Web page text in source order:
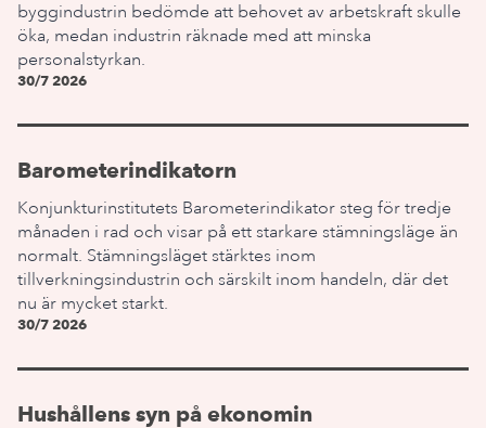
byggindustrin bedömde att behovet av arbetskraft skulle
öka, medan industrin räknade med att minska
personalstyrkan.
30/7 2026
Barometerindikatorn
Konjunkturinstitutets Barometerindikator steg för tredje
månaden i rad och visar på ett starkare stämningsläge än
normalt. Stämningsläget stärktes inom
tillverkningsindustrin och särskilt inom handeln, där det
nu är mycket starkt.
30/7 2026
Hushållens syn på ekonomin